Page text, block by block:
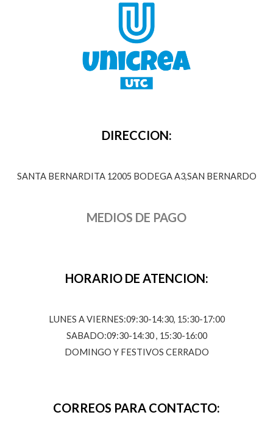
DIRECCION:
SANTA BERNARDITA 12005 BODEGA A3,SAN BERNARDO
MEDIOS DE PAGO
HORARIO DE ATENCION:
LUNES A VIERNES:09:30-14:30, 15:30-17:00
SABADO:09:30-14:30 , 15:30-16:00
DOMINGO Y FESTIVOS CERRADO
CORREOS PARA CONTACTO: